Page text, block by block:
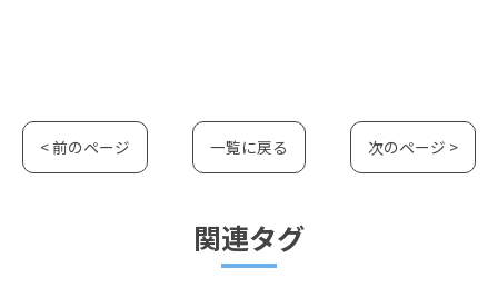
< 前のページ 一覧に戻る 次のページ >
関連タグ